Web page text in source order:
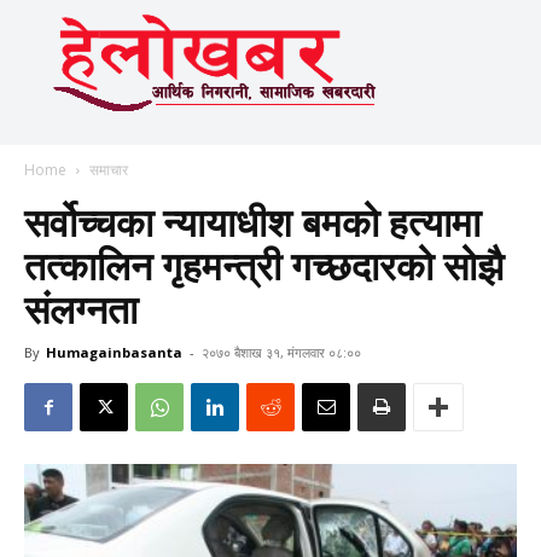
Home समाचार
सर्वोच्चका न्यायाधीश बमको हत्यामा
तत्कालिन गृहमन्त्री गच्छदारको सोझै
संलग्नता
By Humagainbasanta - २०७० बैशाख ३१, मंगलवार ०८:००